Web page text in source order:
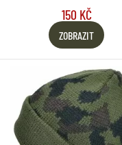
150 KČ
ZOBRAZIT